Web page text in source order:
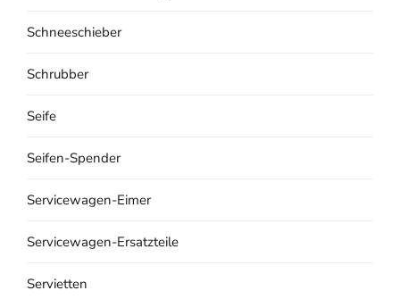
Schneeschieber
Schrubber
Seife
Seifen-Spender
Servicewagen-Eimer
Servicewagen-Ersatzteile
Servietten